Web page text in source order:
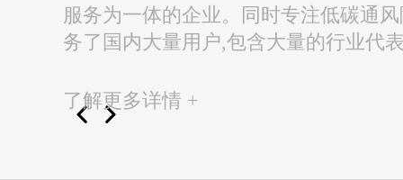
服务为一体的企业。同时专注低碳通
务了国内大量用户,包含大量的行业代
了解更多详情 +